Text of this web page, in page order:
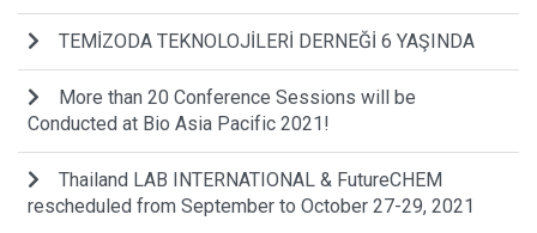
TEMİZODA TEKNOLOJİLERİ DERNEĞİ 6 YAŞINDA
More than 20 Conference Sessions will be
Conducted at Bio Asia Pacific 2021!
Thailand LAB INTERNATIONAL & FutureCHEM
rescheduled from September to October 27-29, 2021